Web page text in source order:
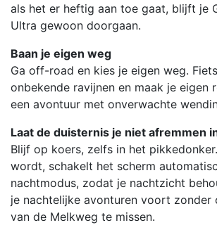
als het er heftig aan toe gaat, blijft je
Ultra gewoon doorgaan.
Baan je eigen weg
Ga off-road en kies je eigen weg.
onbekende ravijnen en maak je eigen
een avontuur met onverwachte
Laat de duisternis je niet afremmen
Blijf op koers, zelfs in het
wordt, schakelt het scherm
nachtmodus, zodat je nachtzicht
je nachtelijke avonturen voort zonder
van de Melkweg te missen.